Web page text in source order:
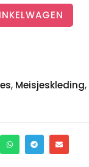
, Meisjeskleding,